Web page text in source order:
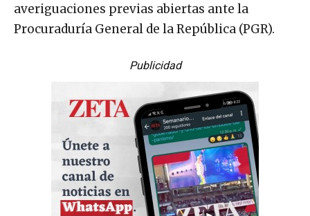
averiguaciones previas abiertas ante la
Procuraduría General de la República (PGR).
Publicidad